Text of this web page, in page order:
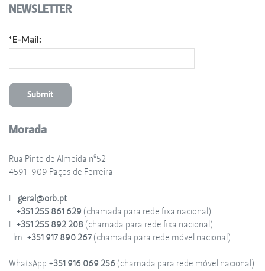
NEWSLETTER
*E-Mail:
Morada
Rua Pinto de Almeida nº52
4591-909 Paços de Ferreira
E. geral@orb.pt
T. +351 255 861 629 (chamada para rede fixa nacional)
F. +351 255 892 208(chamada para rede fixa nacional)
Tlm. +351 917 890 267(chamada para rede móvel nacional)
WhatsApp +351 916 069 256 (chamada para rede móvel nacional)